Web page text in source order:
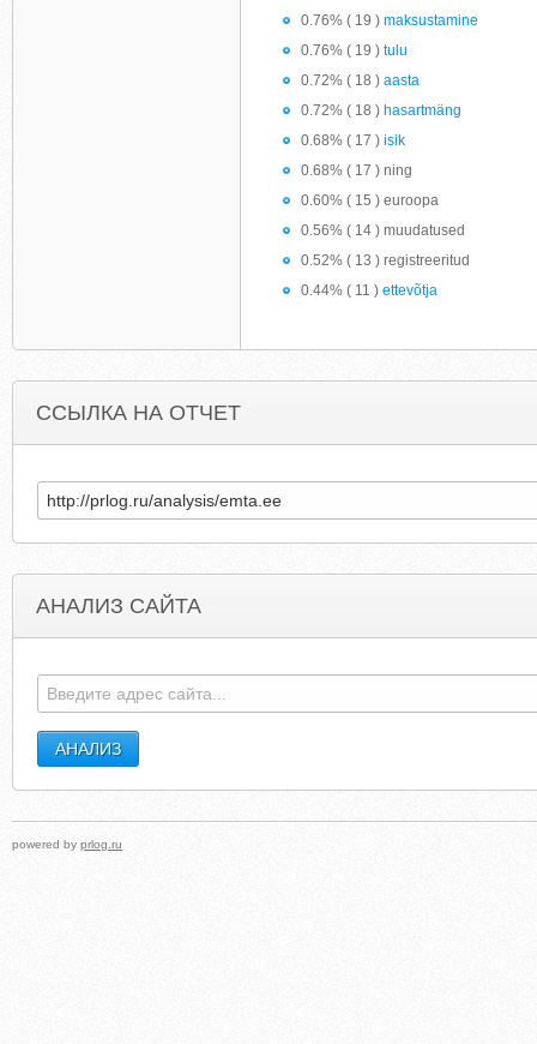
0.76% ( 19 ) maksustamine
0.76% ( 19 ) tulu
0.72% ( 18 ) aasta
0.72% ( 18 ) hasartmäng
0.68% ( 17 ) isik
0.68% ( 17 ) ning
0.60% ( 15 ) euroopa
0.56% ( 14 ) muudatused
0.52% ( 13 ) registreeritud
0.44% ( 11 ) ettevõtja
ССЫЛКА НА ОТЧЕТ
АНАЛИЗ САЙТА
powered by prlog.ru